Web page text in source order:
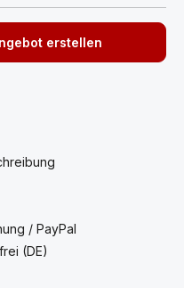
erstellen
/ PayPal
(DE)